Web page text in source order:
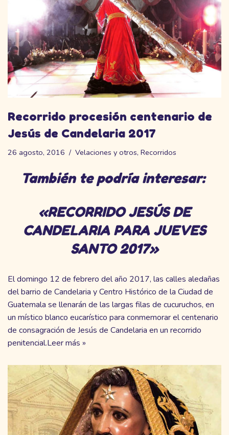
Recorrido procesión centenario de
Jesús de Candelaria 2017
26 agosto, 2016 Velaciones y otros, Recorridos
También te podría interesar:
«RECORRIDO JESÚS DE
CANDELARIA PARA JUEVES
SANTO 2017»
El domingo 12 de febrero del año 2017, las calles aledañas
del barrio de Candelaria y Centro Histórico de la Ciudad de
Guatemala se llenarán de las largas filas de cucuruchos, en
un místico blanco eucarístico para conmemorar el centenario
de consagración de Jesús de Candelaria en un recorrido
penitencial.Leer más »